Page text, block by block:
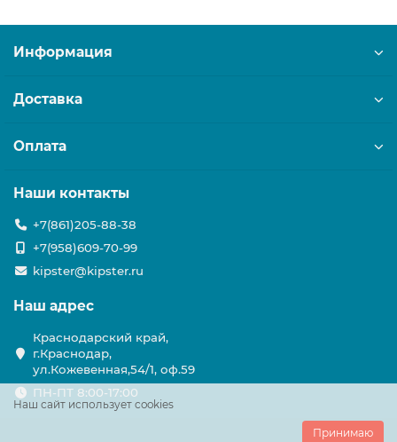
Наш сайт использует cookies
Принимаю
Информация
Доставка
Оплата
Наши контакты
+7(861)205-88-38
+7(958)609-70-99
kipster@kipster.ru
Наш адрес
Краснодарский край,
г.Краснодар,
ул.Кожевенная,54/1, оф.59
ПН-ПТ 8:00-17:00